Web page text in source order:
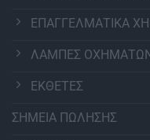
ΕΠΑΓΓΕΛΜΑΤΙΚΑ
ΛΑΜΠΕΣ
ΕΚΘΕΤΕΣ
ΣΗΜΕΙΑ ΠΩΛΗΣΗΣ